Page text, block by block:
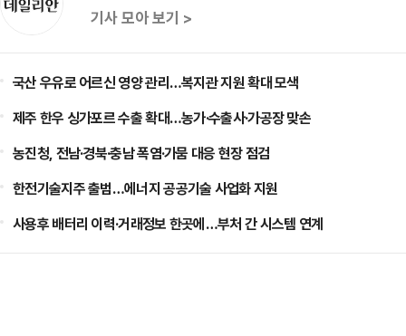
기사 모아 보기 >
국산 우유로 어르신 영양 관리…복지관 지원 확대 모색
제주 한우 싱가포르 수출 확대…농가·수출사·가공장 맞손
농진청, 전남·경북·충남 폭염·가뭄 대응 현장 점검
한전기술지주 출범…에너지 공공기술 사업화 지원
사용후 배터리 이력·거래정보 한곳에…부처 간 시스템 연계